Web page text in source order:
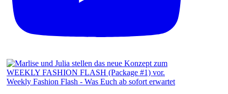
Weekly Fashion Flash - Was Euch ab sofort erwartet